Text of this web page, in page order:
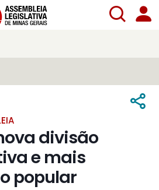
divisão
e mais
popular